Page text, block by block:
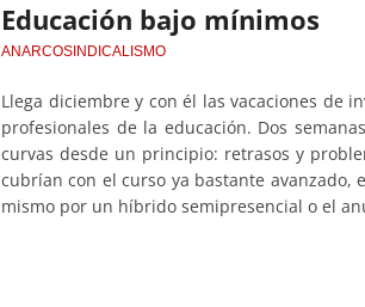
Educación bajo mínimos
ANARCOSINDICALISMO
Llega diciembre y con él las vacaciones de
profesionales de la educación. Dos
curvas desde un principio: retrasos y
cubrían con el curso ya bastante
mismo por un híbrido semipresencial o el